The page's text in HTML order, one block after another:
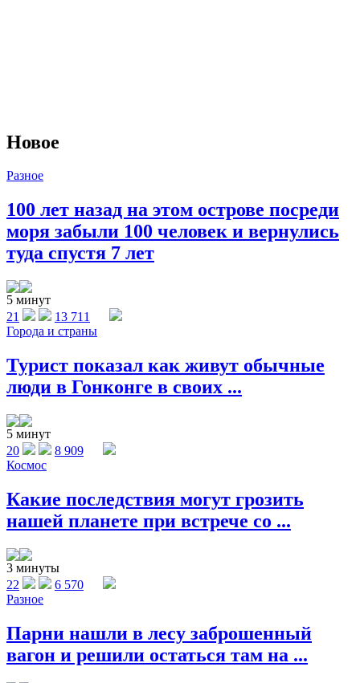
Новое
Разное
100 лет назад на этом острове посреди
моря забыли 100 человек и вернулись
туда спустя 7 лет
5 минут
21
13 711
Города и страны
Турист показал как живут обычные
люди в Гонконге в своих ...
5 минут
20
8 909
Космос
Какие последствия могут грозить
нашей планете при встрече со ...
3 минуты
22
6 570
Разное
Парни нашли в лесу заброшенный
вагон и решили остаться там на ...